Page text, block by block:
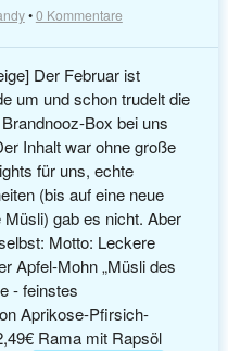
•0 Kommentare
Der Februar ist
um und schon trudelt die
Box bei uns
Inhalt war ohne große
für uns, echte
(bis auf eine neue
Müsli) gab es nicht. Aber
Motto: Leckere
Apfel-Mohn „Müsli des
- feinstes
Aprikose-Pfirsich-
Rama mit Rapsöl